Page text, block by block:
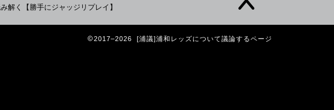
解く【勝手にジャッジリプレイ】
2017–2026 [浦議]浦和レッズについて議論するページ